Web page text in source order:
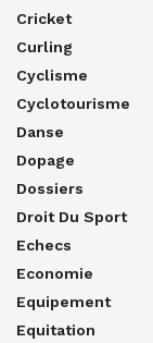
Cricket
Curling
Cyclisme
Cyclotourisme
Danse
Dopage
Dossiers
Droit Du Sport
Echecs
Economie
Equipement
Equitation